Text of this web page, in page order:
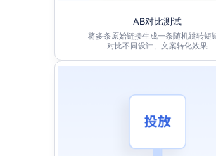
AB对比测试
将多条原始链接生成一条随机跳转短
对比不同设计、文案转化效果